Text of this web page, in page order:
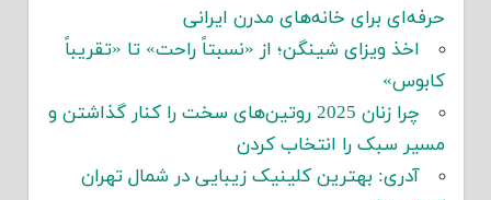
حرفه‌ای برای خانه‌های مدرن ایرانی
اخذ ویزای شینگن؛ از «نسبتاً راحت» تا «تقریباً
کابوس»
چرا زنان 2025 روتین‌های سخت را کنار گذاشتن و
مسیر سبک را انتخاب کردن
آدری: بهترین کلینیک زیبایی در شمال تهران